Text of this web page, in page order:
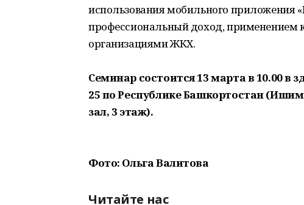
использования мобильного приложения
профессиональный доход, применением
организациями ЖКХ.
Семинар состоится 13 марта в 10.00
25 по Республике Башкортостан
зал, 3 этаж).
Фото: Ольга Валитова
Читайте нас